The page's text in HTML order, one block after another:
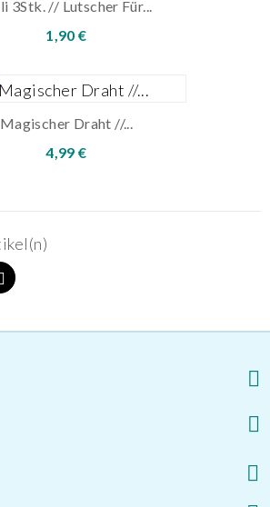
3Stk. // Lutscher Für...
1,90 €
Magischer Draht //...
4,99 €